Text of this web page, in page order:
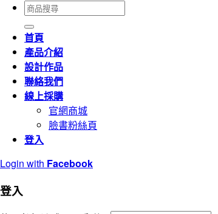
搜
尋
關
鍵
字:
首頁
產品介紹
設計作品
聯絡我們
線上採購
官網商城
臉書粉絲頁
登入
Login with Facebook
登入